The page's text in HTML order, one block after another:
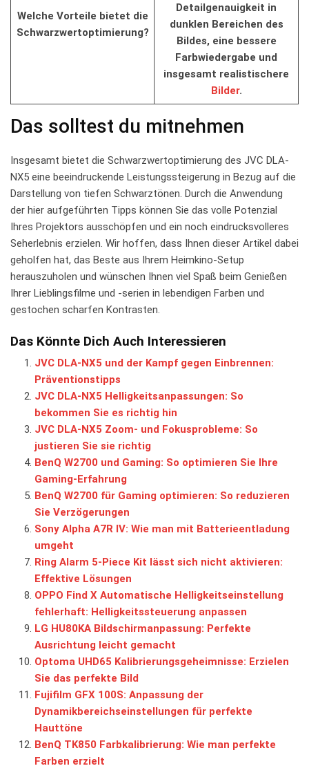
Welche ​Vorteile bietet ‍die
Schwarzwertoptimierung?
Detailgenauigkeit in
dunklen Bereichen‍ des‌
Bildes, eine bessere​
Farbwiedergabe⁤ und
insgesamt realistischere
Bilder.
Das solltest du mitnehmen
Insgesamt bietet die Schwarzwertoptimierung des⁣ JVC DLA-
NX5 eine beeindruckende Leistungssteigerung in Bezug auf​ die
Darstellung ​von ⁢tiefen⁢ Schwarztönen. ‍Durch die Anwendung
der hier aufgeführten Tipps können Sie das volle Potenzial
Ihres Projektors ausschöpfen und ‍ein​ noch eindrucksvolleres
Seherlebnis erzielen. Wir hoffen, dass Ihnen dieser Artikel dabei
​geholfen ⁤hat, das Beste aus Ihrem Heimkino-Setup
herauszuholen und⁢ wünschen Ihnen viel⁢ Spaß beim Genießen
‍Ihrer Lieblingsfilme und -serien in lebendigen Farben und⁣
gestochen ‍scharfen Kontrasten.
Das Könnte Dich Auch Interessieren
JVC DLA-NX5 und der Kampf gegen Einbrennen:
Präventionstipps
JVC DLA-NX5 Helligkeitsanpassungen: So
bekommen Sie es richtig hin
JVC DLA-NX5 Zoom- und Fokusprobleme: So
justieren Sie sie richtig
BenQ W2700 und Gaming: So optimieren Sie Ihre
Gaming-Erfahrung
BenQ W2700 für Gaming optimieren: So reduzieren
Sie Verzögerungen
Sony Alpha A7R IV: Wie man mit Batterieentladung
umgeht
Ring Alarm 5-Piece Kit lässt sich nicht aktivieren:
Effektive Lösungen
OPPO Find X Automatische Helligkeitseinstellung
fehlerhaft: Helligkeitssteuerung anpassen
LG HU80KA Bildschirmanpassung: Perfekte
Ausrichtung leicht gemacht
Optoma UHD65 Kalibrierungsgeheimnisse: Erzielen
Sie das perfekte Bild
Fujifilm GFX 100S: Anpassung der
Dynamikbereichseinstellungen für perfekte
Hauttöne
BenQ TK850 Farbkalibrierung: Wie man perfekte
Farben erzielt